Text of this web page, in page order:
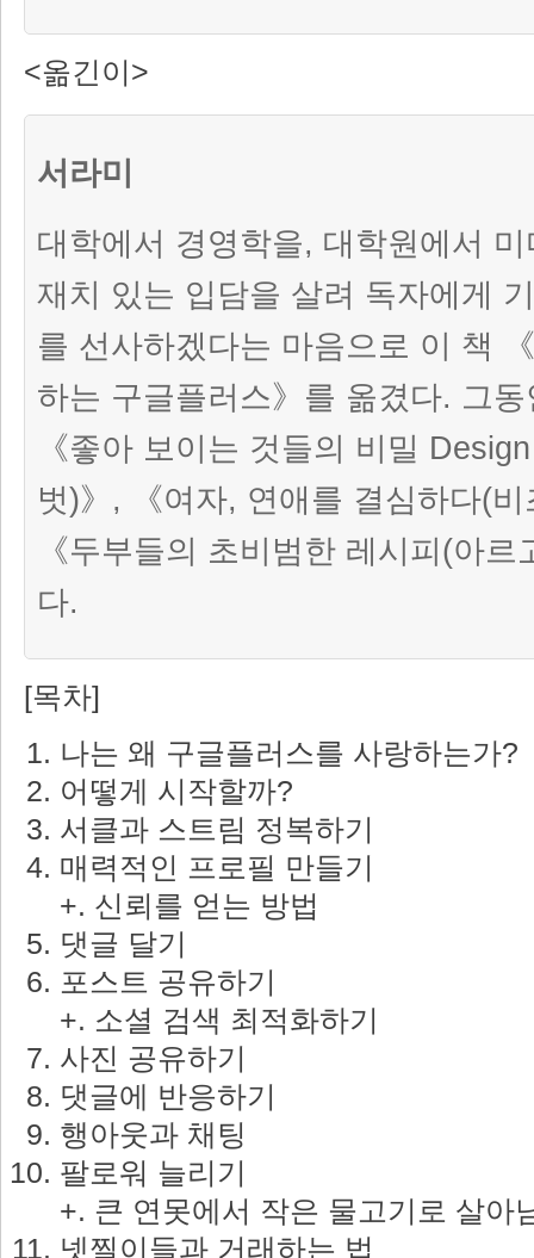
<옮긴이>
서라미
대학에서 경영학을, 대학원에서
재치 있는 입담을 살려 독자에게
를 선사하겠다는 마음으로 이 책
하는 구글플러스》를 옮겼다. 그
《좋아 보이는 것들의 비밀
벗)》, 《여자, 연애를 결심하다(
《두부들의 초비범한 레시피(아
다.
[목차]
나는 왜 구글플러스를 사랑하는가?
어떻게 시작할까?
서클과 스트림 정복하기
매력적인 프로필 만들기
+. 신뢰를 얻는 방법
댓글 달기
포스트 공유하기
+. 소셜 검색 최적화하기
사진 공유하기
댓글에 반응하기
행아웃과 채팅
팔로워 늘리기
+. 큰 연못에서 작은 물고기로 살아
넷찔이들과 거래하는 법